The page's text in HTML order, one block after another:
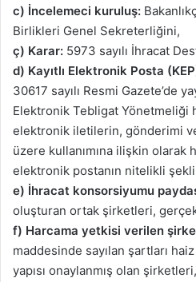
c) İncelemeci kuruluş:
Birlikleri Genel Sekreterliğini,
ç) Karar: 5973 sayılı İhracat
d) Kayıtlı Elektronik Posta
30617 sayılı Resmi Gazete’de
Elektronik Tebligat Yönetmeliği
elektronik iletilerin, gönderimi
üzere kullanımına ilişkin olarak
elektronik postanın nitelikli
e) İhracat konsorsiyumu
oluşturan ortak şirketleri,
f) Harcama yetkisi verilen
maddesinde sayılan şartları
yapısı onaylanmış olan şirketleri,